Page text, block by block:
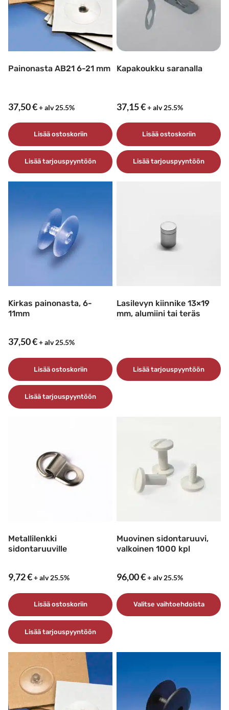
Painonasta AB21 6-21 mm
37,50€+ alv 25.5%
Lisää ostoskoriin
Lisää tarjouspyyntöön
Kapakoukku saranalla
37,15€+ alv 25.5%
Lisää ostoskoriin
Lisää tarjouspyyntöön
Kirkas painonasta, 6-
11mm
37,50€+ alv 25.5%
Lisää ostoskoriin
Lisää tarjouspyyntöön
Lasilevyn kiinnike 13×19
mm, alumiini tai teräs
Lisää tarjouspyyntöön
Metallilenkki
sidontaruuville
9,72€+ alv 25.5%
Lisää ostoskoriin
Lisää tarjouspyyntöön
Muovinen sidontaruuvi,
valkoinen 1000 kpl
96,00€+ alv 25.5%
Valitse vaihtoehdoista
on